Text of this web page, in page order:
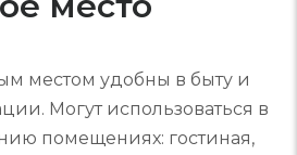
местом удобны в быту и
Могут использоваться в
помещениях: гостиная,